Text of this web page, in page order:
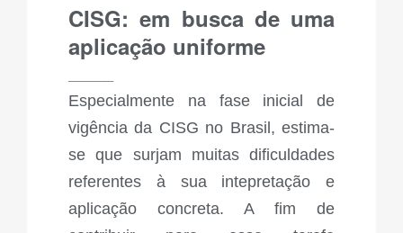
CISG: em busca de uma
aplicação uniforme
Especialmente na fase inicial de
vigência da CISG no Brasil, estima-
se que surjam muitas dificuldades
referentes à sua intepretação e
aplicação concreta. A fim de